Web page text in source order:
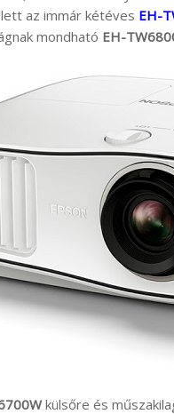
az immár kétéves EH-
mondható EH-
külsőre és